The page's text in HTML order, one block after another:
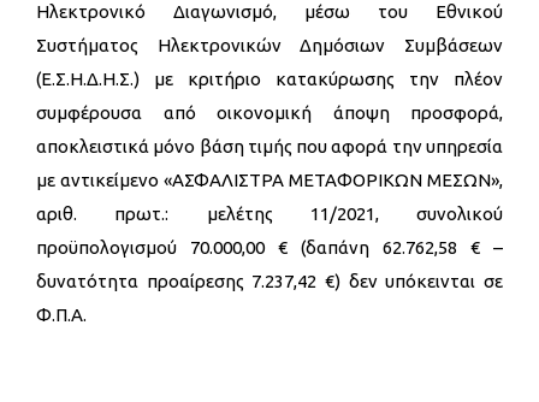
Ηλεκτρονικό Διαγωνισμό, μέσω του Εθνικού
Συστήματος Ηλεκτρονικών Δημόσιων Συμβάσεων
(Ε.Σ.Η.Δ.Η.Σ.) με κριτήριο κατακύρωσης την πλέον
συμφέρουσα από οικονομική άποψη προσφορά,
αποκλειστικά μόνο βάση τιμής που αφορά την υπηρεσία
με αντικείμενο «ΑΣΦΑΛΙΣΤΡΑ ΜΕΤΑΦΟΡΙΚΩΝ ΜΕΣΩΝ»,
αριθ. πρωτ.: μελέτης 11/2021, συνολικού
προϋπολογισμού 70.000,00 € (δαπάνη 62.762,58 € –
δυνατότητα προαίρεσης 7.237,42 €) δεν υπόκεινται σε
Φ.Π.Α.